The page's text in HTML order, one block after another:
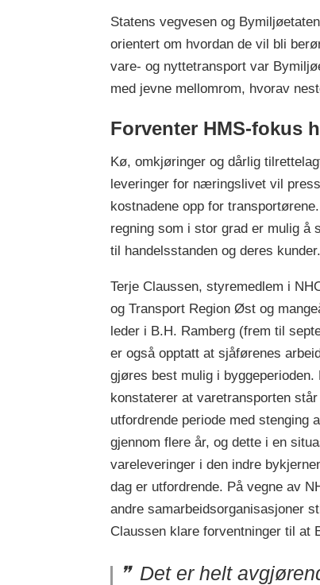
Statens vegvesen og
orientert om hvordan de vil bli
vare- og nyttetransport var
med jevne mellomrom, hvorav
Forventer HMS-fokus
Kø, omkjøringer og dårlig
leveringer for næringslivet vil
kostnadene opp for
regning som i stor grad er mulig å
til handelsstanden og deres kunder.
Terje Claussen, styremedlem i
og Transport Region Øst og
leder i B.H. Ramberg (frem til
er også opptatt at sjåførenes
gjøres best mulig i byggeperioden.
konstaterer at varetransporten
utfordrende periode med stenging
gjennom flere år, og dette i en
vareleveringer i den indre
dag er utfordrende. På vegne av
andre samarbeidsorganisasjoner
Claussen klare forventninger til at
Det er helt